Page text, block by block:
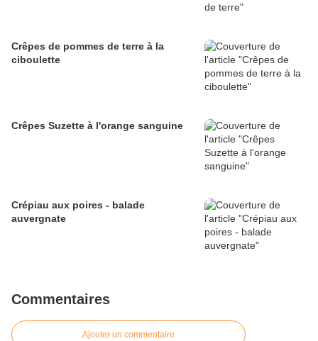
Crêpes de pommes de terre à la
ciboulette
Crêpes Suzette à l'orange sanguine
Crépiau aux poires - balade
auvergnate
Commentaires
Ajouter un commentaire